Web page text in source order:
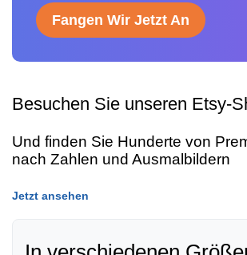
Fangen Wir Jetzt An
Besuchen Sie unseren Etsy-
Und finden Sie Hunderte von
nach Zahlen und Ausmalbildern
Jetzt ansehen